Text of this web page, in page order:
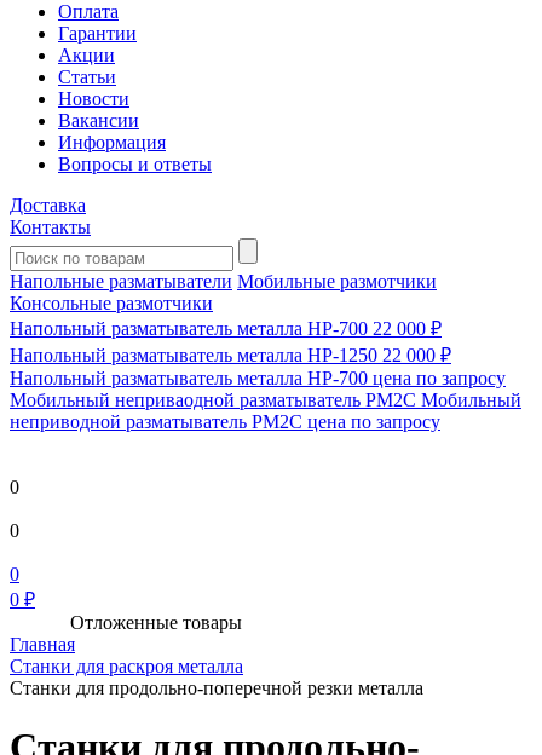
Оплата
Гарантии
Акции
Статьи
Новости
Вакансии
Информация
Вопросы и ответы
Доставка
Контакты
Напольные разматыватели Мобильные размотчики
Консольные размотчики
Напольный разматыватель металла HP-700 22 000 ₽
Напольный разматыватель металла HP-1250 22 000 ₽
Напольный разматыватель металла HP-700 цена по запросу
Мобильный непривaодной разматыватель РМ2С Мобильный
неприводной разматыватель РМ2С цена по запросу
0
0
0
0 ₽
Отложенные товары
Главная
Станки для раскроя металла
Станки для продольно-поперечной резки металла